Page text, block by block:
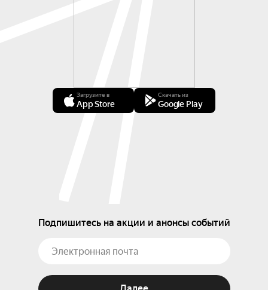
Загрузите в
App Store
Скачать из
Google Play
Подпишитесь на акции и анонсы событий